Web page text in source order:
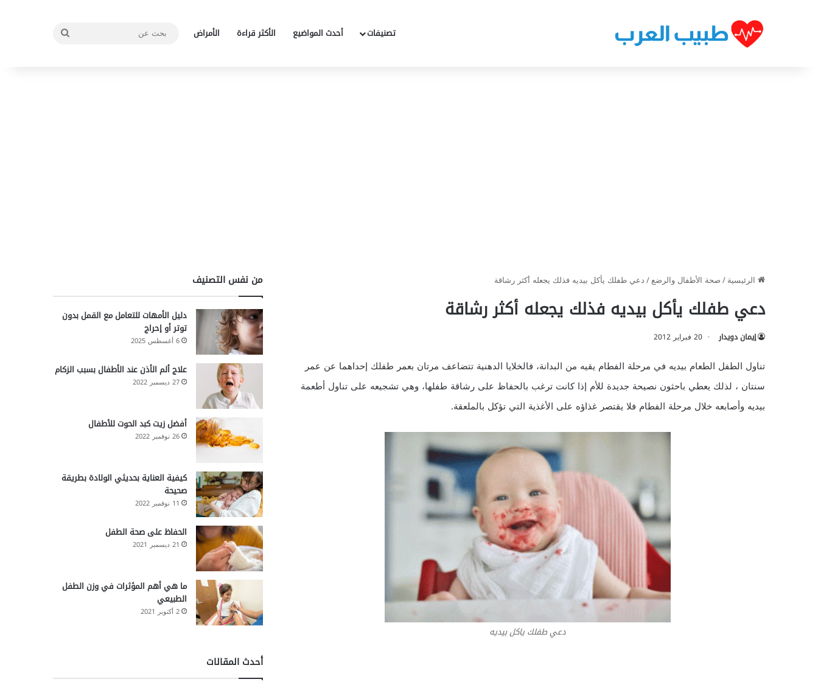
تصنيفات أحدث المواضيع الأكثر قراءة الأمراض
الرئيسية/صحة الأطفال والرضع/دعي طفلك يأكل بيديه فذلك يجعله أكثر رشاقة
دعي طفلك يأكل بيديه فذلك يجعله أكثر رشاقة
إيمان دويدار 20 فبراير 2012
تناول الطفل الطعام بيديه في مرحلة الفطام يقيه من البدانة، فالخلايا الدهنية تتضاعف مرتان بعمر طفلك إحداهما عن عمر
سنتان ، لذلك يعطي باحثون نصيحة جديدة للأم إذا كانت ترغب بالحفاظ على رشاقة طفلها، وهي تشجيعه على تناول أطعمة
بيديه وأصابعه خلال مرحلة الفطام فلا يقتصر غذاؤه على الأغذية التي تؤكل بالملعقة.
دعي طفلك ياكل بيديه
من نفس التصنيف
دليل الأمهات للتعامل مع القمل بدون
توتر أو إحراج
6 أغسطس 2025
علاج ألم الأذن عند الأطفال بسبب الزكام
27 ديسمبر 2022
أفضل زيت كبد الحوت للأطفال
26 نوفمبر 2022
كيفية العناية بحديثي الولادة بطريقة
صحيحة
11 نوفمبر 2022
الحفاظ على صحة الطفل
21 ديسمبر 2021
ما هي أهم المؤثرات في وزن الطفل
الطبيعي
2 أكتوبر 2021
أحدث المقالات